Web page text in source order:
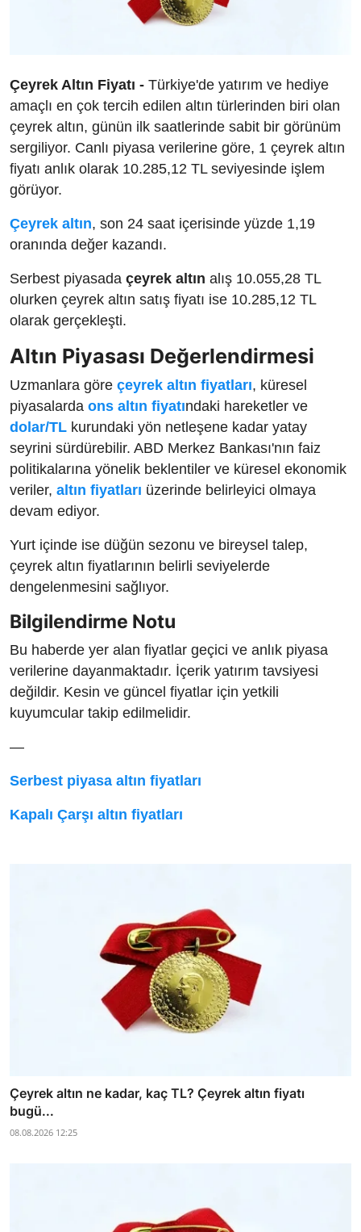
Çeyrek Altın Fiyatı - Türkiye'de yatırım ve hediye
amaçlı en çok tercih edilen altın türlerinden biri olan
çeyrek altın, günün ilk saatlerinde sabit bir görünüm
sergiliyor. Canlı piyasa verilerine göre, 1 çeyrek altın
fiyatı anlık olarak 10.285,12 TL seviyesinde işlem
görüyor.
Çeyrek altın, son 24 saat içerisinde yüzde 1,19
oranında değer kazandı.
Serbest piyasada çeyrek altın alış 10.055,28 TL
olurken çeyrek altın satış fiyatı ise 10.285,12 TL
olarak gerçekleşti.
Altın Piyasası Değerlendirmesi
Uzmanlara göre çeyrek altın fiyatları, küresel
piyasalarda ons altın fiyatındaki hareketler ve
dolar/TL kurundaki yön netleşene kadar yatay
seyrini sürdürebilir. ABD Merkez Bankası'nın faiz
politikalarına yönelik beklentiler ve küresel ekonomik
veriler, altın fiyatları üzerinde belirleyici olmaya
devam ediyor.
Yurt içinde ise düğün sezonu ve bireysel talep,
çeyrek altın fiyatlarının belirli seviyelerde
dengelenmesini sağlıyor.
Bilgilendirme Notu
Bu haberde yer alan fiyatlar geçici ve anlık piyasa
verilerine dayanmaktadır. İçerik yatırım tavsiyesi
değildir. Kesin ve güncel fiyatlar için yetkili
kuyumcular takip edilmelidir.
—
Serbest piyasa altın fiyatları
Kapalı Çarşı altın fiyatları
Çeyrek altın ne kadar, kaç TL? Çeyrek altın fiyatı
bugü...
08.08.2026 12:25